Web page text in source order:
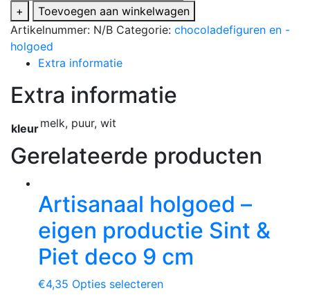
+
Toevoegen aan winkelwagen
Artikelnummer: N/B Categorie: chocoladefiguren en -
holgoed
Extra informatie
Extra informatie
kleurmelk, puur, wit
Gerelateerde producten
Artisanaal holgoed –
eigen productie Sint &
Piet deco 9 cm
€4,35 Opties selecteren